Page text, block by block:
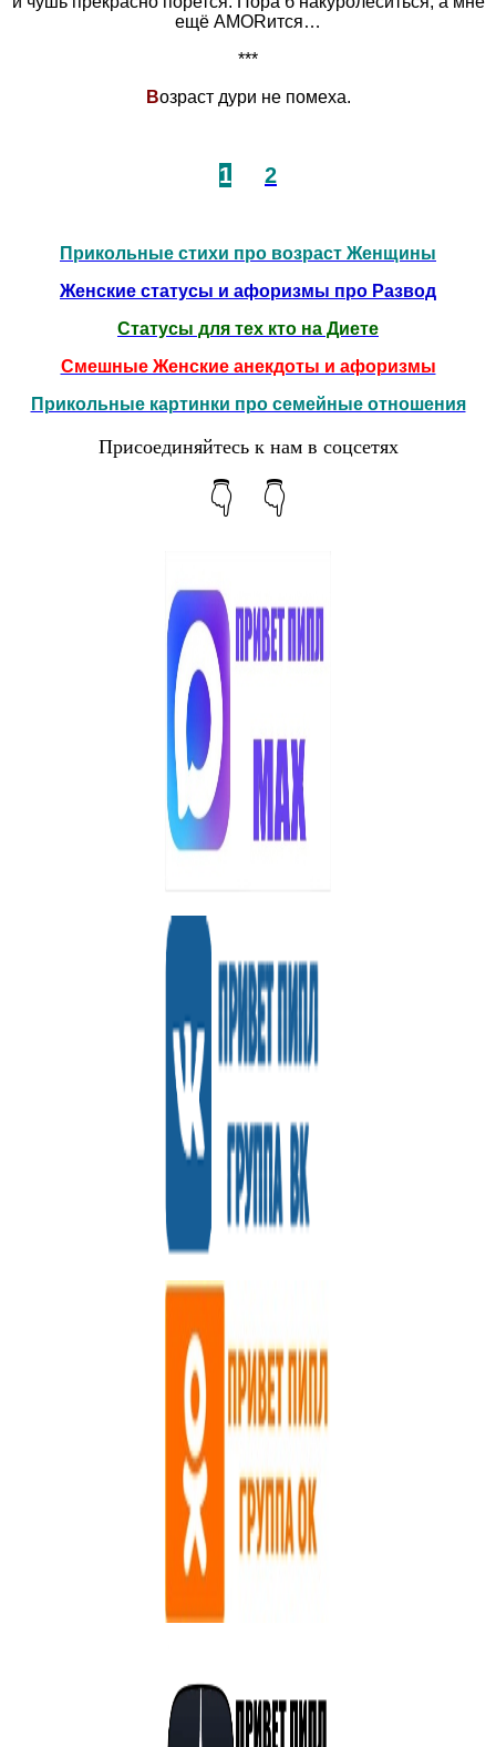
ещё AMORится…
***
Возраст дури не помеха.
1 2
Прикольные стихи про возраст Женщины
Женские статусы и афоризмы про Развод
Статусы для тех кто на Диете
Смешные Женские анекдоты и афоризмы
Прикольные картинки про семейные отношения
Присоединяйтесь к нам в соцсетях
👇 👇